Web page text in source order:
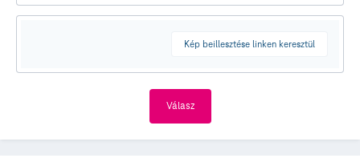
Kép beillesztése linken keresztül
Válasz